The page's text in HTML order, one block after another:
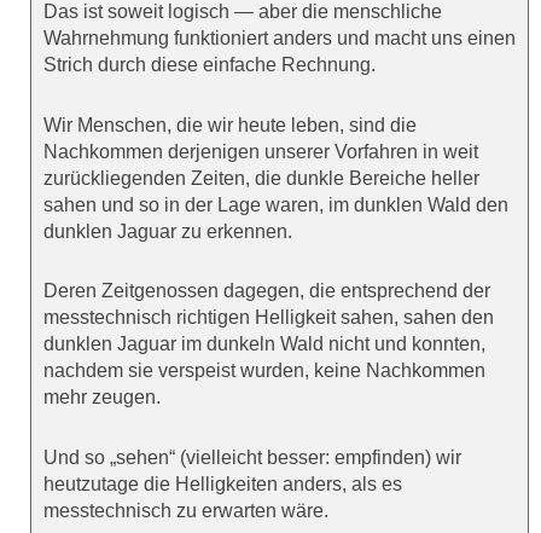
Das ist soweit logisch — aber die menschliche
Wahrnehmung funktioniert anders und macht uns einen
Strich durch diese einfache Rechnung.
Wir Menschen, die wir heute leben, sind die
Nachkommen derjenigen unserer Vorfahren in weit
zurückliegenden Zeiten, die dunkle Bereiche heller
sahen und so in der Lage waren, im dunklen Wald den
dunklen Jaguar zu erkennen.
Deren Zeitgenossen dagegen, die entsprechend der
messtechnisch richtigen Helligkeit sahen, sahen den
dunklen Jaguar im dunkeln Wald nicht und konnten,
nachdem sie verspeist wurden, keine Nachkommen
mehr zeugen.
Und so „sehen“ (vielleicht besser: empfinden) wir
heutzutage die Helligkeiten anders, als es
messtechnisch zu erwarten wäre.